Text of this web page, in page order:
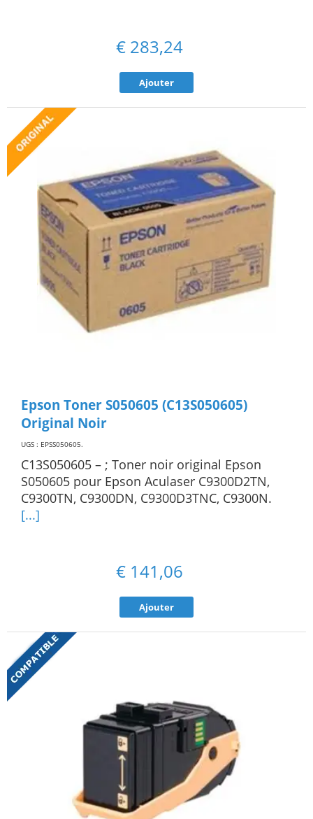
€ 283,24
Ajouter
Epson Toner S050605 (C13S050605)
Original Noir
UGS : EPSS050605.
C13S050605 – ; Toner noir original Epson
S050605 pour Epson Aculaser C9300D2TN,
C9300TN, C9300DN, C9300D3TNC, C9300N.
[...]
€ 141,06
Ajouter